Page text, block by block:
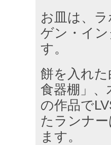
お皿は、
ゲン・イ
す。
餅を入れ
食器棚」
の作品で
たランナ
ます。